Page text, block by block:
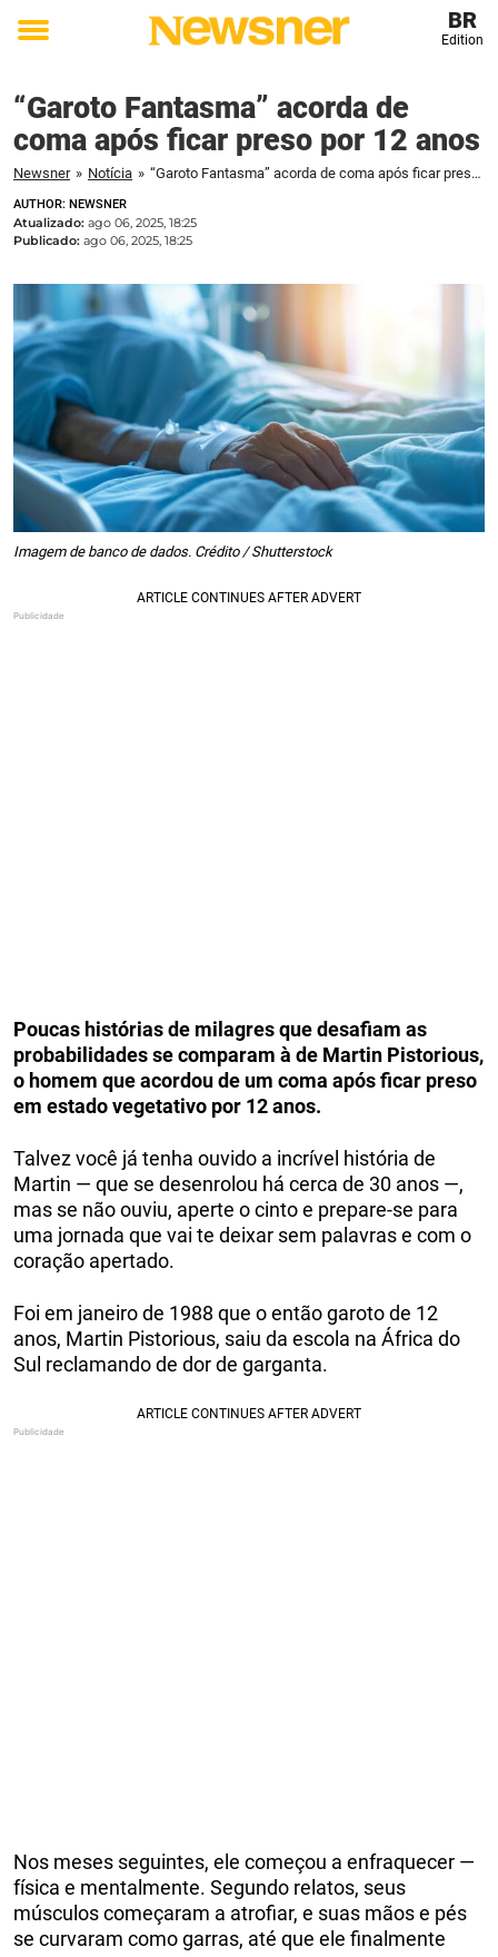
Toggle
BR
Edition
“Garoto Fantasma” acorda de
coma após ficar preso por 12 anos
Newsner » Notícia » “Garoto Fantasma” acorda de coma após ficar preso por 12 anos
AUTHOR: NEWSNER
Atualizado: ago 06, 2025, 18:25
Publicado: ago 06, 2025, 18:25
Imagem de banco de dados. Crédito / Shutterstock
Poucas histórias de milagres que desafiam as
probabilidades se comparam à de Martin Pistorious,
o homem que acordou de um coma após ficar preso
em estado vegetativo por 12 anos.
Talvez você já tenha ouvido a incrível história de
Martin — que se desenrolou há cerca de 30 anos —,
mas se não ouviu, aperte o cinto e prepare-se para
uma jornada que vai te deixar sem palavras e com o
coração apertado.
Foi em janeiro de 1988 que o então garoto de 12
anos, Martin Pistorious, saiu da escola na África do
Sul reclamando de dor de garganta.
Nos meses seguintes, ele começou a enfraquecer —
física e mentalmente. Segundo relatos, seus
músculos começaram a atrofiar, e suas mãos e pés
se curvaram como garras, até que ele finalmente